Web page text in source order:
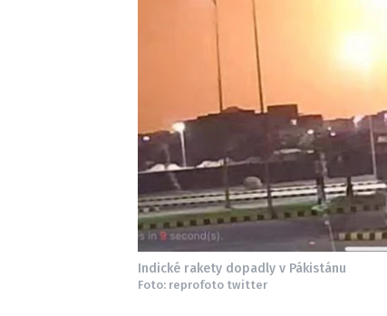
Indické rakety dopadly v Pákistánu
Foto: reprofoto twitter